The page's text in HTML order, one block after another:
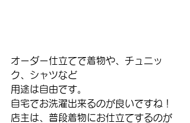
オーダー仕立てで着物や、チュニッ
ク、シャツなど
用途は自由です。
自宅でお洗濯出来るのが良いですね！
店主は、普段着物にお仕立てするのが